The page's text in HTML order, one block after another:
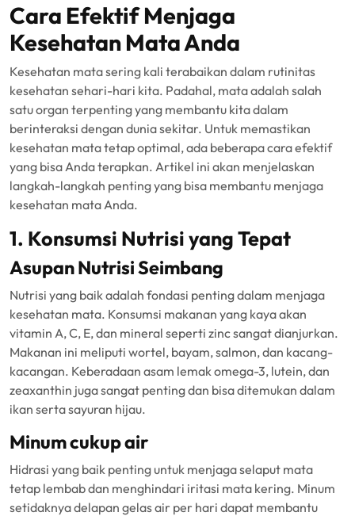
Cara Efektif Menjaga
Kesehatan Mata Anda
Kesehatan mata sering kali terabaikan dalam rutinitas
kesehatan sehari-hari kita. Padahal, mata adalah salah
satu organ terpenting yang membantu kita dalam
berinteraksi dengan dunia sekitar. Untuk memastikan
kesehatan mata tetap optimal, ada beberapa cara efektif
yang bisa Anda terapkan. Artikel ini akan menjelaskan
langkah-langkah penting yang bisa membantu menjaga
kesehatan mata Anda.
1. Konsumsi Nutrisi yang Tepat
Asupan Nutrisi Seimbang
Nutrisi yang baik adalah fondasi penting dalam menjaga
kesehatan mata. Konsumsi makanan yang kaya akan
vitamin A, C, E, dan mineral seperti zinc sangat dianjurkan.
Makanan ini meliputi wortel, bayam, salmon, dan kacang-
kacangan. Keberadaan asam lemak omega-3, lutein, dan
zeaxanthin juga sangat penting dan bisa ditemukan dalam
ikan serta sayuran hijau.
Minum cukup air
Hidrasi yang baik penting untuk menjaga selaput mata
tetap lembab dan menghindari iritasi mata kering. Minum
setidaknya delapan gelas air per hari dapat membantu